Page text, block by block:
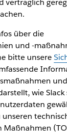
vertraglich
über die
und -
bitte unsere
wie
Maßnahmen